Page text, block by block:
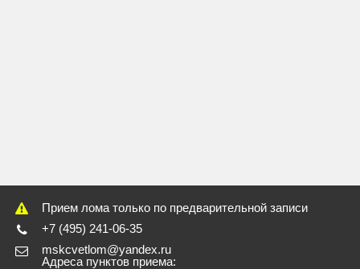
Прием лома только по предварительной записи
+7 (495) 241-06-35
mskcvetlom@yandex.ru
Адреса пунктов приема: